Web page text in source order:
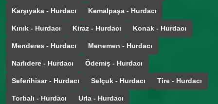
Karşıyaka - Hurdacı Kemalpaşa - Hurdacı
Kınık - Hurdacı Kiraz - Hurdacı Konak - Hurdacı
Menderes - Hurdacı Menemen - Hurdacı
Narlıdere - Hurdacı Ödemiş - Hurdacı
Seferihisar - Hurdacı Selçuk - Hurdacı Tire - Hurdacı
Torbalı - Hurdacı Urla - Hurdacı